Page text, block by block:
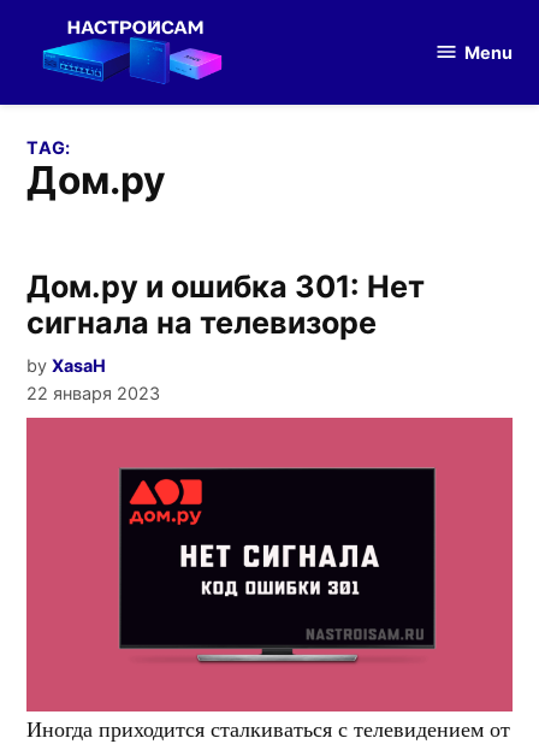
оборудования
Menu
TAG:
Дом.ру
Дом.ру и ошибка 301: Нет
сигнала на телевизоре
by XasaH
22 января 2023
Иногда приходится сталкиваться с телевидением от